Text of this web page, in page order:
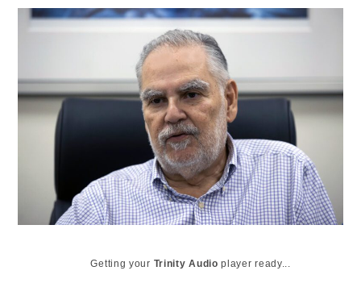
Getting your Trinity Audio player ready...